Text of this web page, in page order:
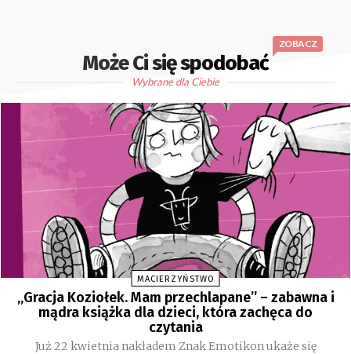
Może Ci się spodobać
ZOBACZ
Wybrane dla Ciebie
MACIERZYŃSTWO
„Gracja Koziołek. Mam przechlapane” – zabawna i
mądra książka dla dzieci, która zachęca do
czytania
Już 22 kwietnia nakładem Znak Emotikon ukaże się